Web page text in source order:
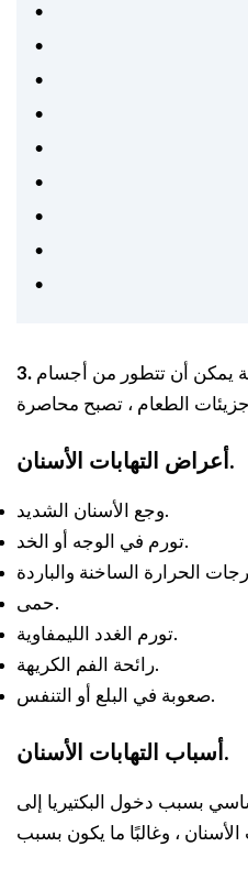
يمكن أن تتطور من أجسام
أعراض التهابات الأسنان.
وجع الأسنان الشديد.
تورم في الوجه أو الخد.
حمى.
تورم الغدد الليمفاوية.
رائحة الفم الكريهة.
صعوبة في البلع أو التنفس.
أسباب التهابات الأسنان.
بسبب دخول البكتيريا إلى